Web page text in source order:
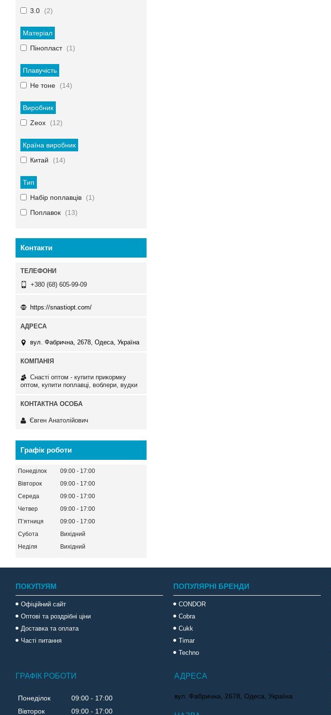
3.0
2
Матеріал
Пінопласт
1
Плавучість
Не тоне
14
Виробник
Zeox
12
Країна виробник
Китай
14
Тип
Набір поплавців
1
Поплавок
13
Контакти
+380 (68) 605-99-09
https://snastiopt.com/
вул. Фабрична, 2678, Одеса, Україна
Снасті оптом - купити прикормку
оптом, купити поплавці, воблери, вудки
Євген Анатолійович
Графік роботи
Понеділок 09:00
17:00
Вівторок
09:00
17:00
Середа
09:00
17:00
Четвер
09:00
17:00
Пʼятниця
09:00
17:00
Субота
Вихідний
Неділя
Вихідний
ПОКУПУЯМ
Офіційний сайт
Оптові та роздрібні ціни
Доставка та оплата
Часті питання
ПОПУЛЯРНІ БРЕНДИ
CONDOR
Cobra
Cukk
Timar
Techno
ГРАФІК РОБОТИ
Понеділок 09:00
17:00
Вівторок
09:00 17:00
вул. Фабрична, 2678, Одеса, Україна